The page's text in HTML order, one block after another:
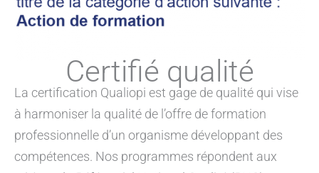
Certifié qualité
La certification Qualiopi est gage de qualité qui vise
à harmoniser la qualité de l’offre de formation
professionnelle d’un organisme développant des
compétences. Nos programmes répondent aux